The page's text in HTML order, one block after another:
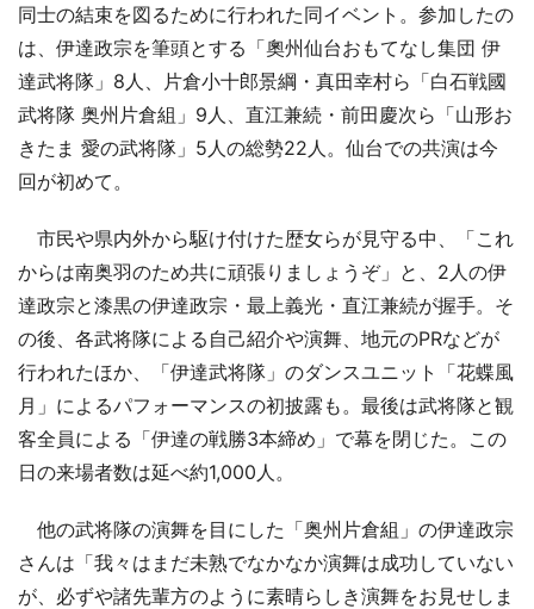
同士の結束を図るために行われた同イベント。参加したの
は、伊達政宗を筆頭とする「奧州仙台おもてなし集団 伊
達武将隊」8人、片倉小十郎景綱・真田幸村ら「白石戦國
武将隊 奥州片倉組」9人、直江兼続・前田慶次ら「山形お
きたま 愛の武将隊」5人の総勢22人。仙台での共演は今
回が初めて。
市民や県内外から駆け付けた歴女らが見守る中、「これ
からは南奥羽のため共に頑張りましょうぞ」と、2人の伊
達政宗と漆黒の伊達政宗・最上義光・直江兼続が握手。そ
の後、各武将隊による自己紹介や演舞、地元のPRなどが
行われたほか、「伊達武将隊」のダンスユニット「花蝶風
月」によるパフォーマンスの初披露も。最後は武将隊と観
客全員による「伊達の戦勝3本締め」で幕を閉じた。この
日の来場者数は延べ約1,000人。
他の武将隊の演舞を目にした「奥州片倉組」の伊達政宗
さんは「我々はまだ未熟でなかなか演舞は成功していない
が、必ずや諸先輩方のように素晴らしき演舞をお見せしま